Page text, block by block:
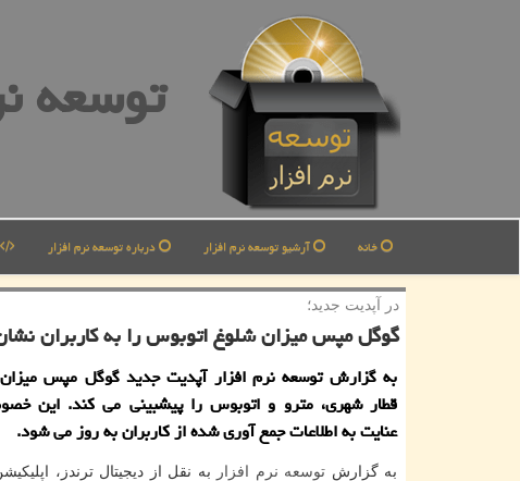
توسعه
خانه آرشیو توسعه نرم افزار درباره توسعه نرم افزار
در آپدیت جدید؛
گوگل مپس میزان شلوغ اتوبوس را به كاربران
به گزارش توسعه نرم افزار آپدیت جدید گوگل مپس
قطار شهری، مترو و اتوبوس را پیشبینی می كند. این
عنایت به اطلاعات جمع آوری شده از كاربران به روز می شود.
به گزارش توسعه نرم افزار
به نقل از دیجیتال ترندز،